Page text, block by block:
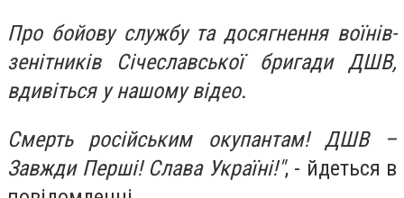
Про бойову службу та досягнення воїнів-
зенітників Січеславської бригади ДШВ,
вдивіться у нашому відео.
Смерть російським окупантам! ДШВ –
Завжди Перші! Слава Україні!", - йдеться в